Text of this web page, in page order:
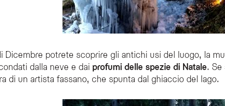
Dicembre potrete scoprire gli antichi usi del luogo, la
dalla neve e dai profumi delle spezie di Natale. Se
di un artista fassano, che spunta dal ghiaccio del lago.